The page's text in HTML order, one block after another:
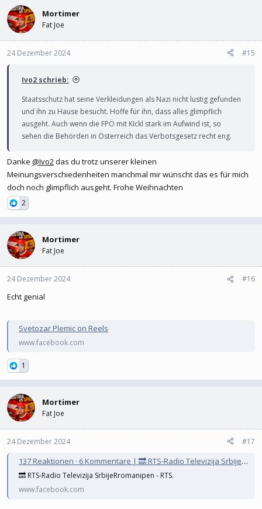
Mortimer
Fat Joe
24 Dezember 2024 #15
Ivo2 schrieb:
Staatsschutz hat seine Verkleidungen als Nazi nicht lustig gefunden
und ihn zu Hause besucht. Hoffe für ihn, dass alles glimpflich
ausgeht. Auch wenn die FPÖ mit KIckl stark im Aufwind ist, so
sehen die Behörden in Österreich das Verbotsgesetz recht eng.
Danke @Ivo2das du trotz unserer kleinen
Meinungsverschiedenheiten manchmal mir wünscht das es für mich
doch noch glimpflich ausgeht. Frohe Weihnachten
2
Mortimer
Fat Joe
24 Dezember 2024 #16
Echt genial
Svetozar Plemic on Reels
www.facebook.com
1
Mortimer
Fat Joe
24 Dezember 2024 #17
137 Reaktionen · 6 Kommentare | 🔜 RTS-Radio Televizija SrbijeRromanipen - RTS | Kuća Romske Kulture
🔜 RTS-Radio Televizija SrbijeRromanipen - RTS.
www.facebook.com